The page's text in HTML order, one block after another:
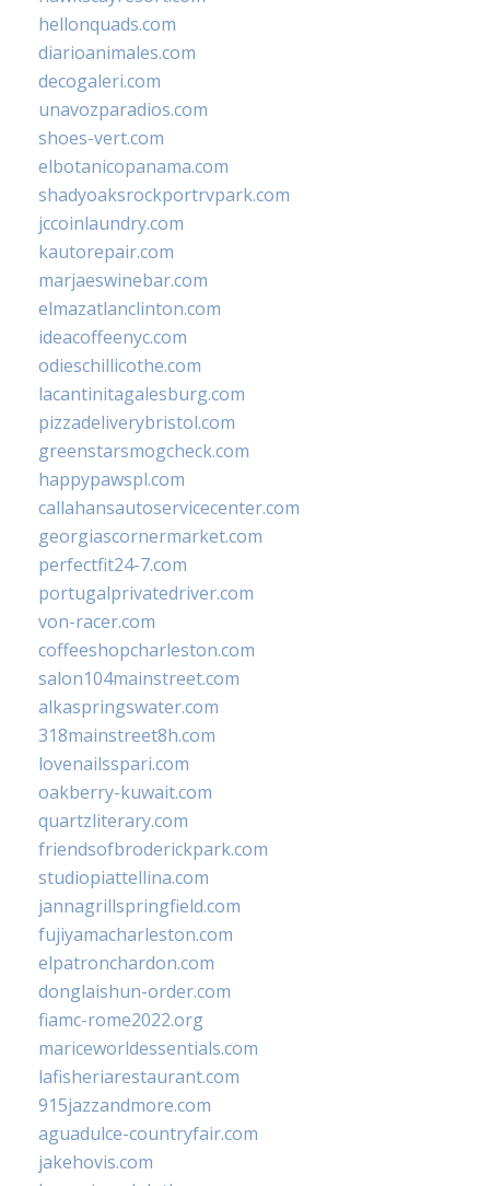
hellonquads.com
diarioanimales.com
decogaleri.com
unavozparadios.com
shoes-vert.com
elbotanicopanama.com
shadyoaksrockportrvpark.com
jccoinlaundry.com
kautorepair.com
marjaeswinebar.com
elmazatlanclinton.com
ideacoffeenyc.com
odieschillicothe.com
lacantinitagalesburg.com
pizzadeliverybristol.com
greenstarsmogcheck.com
happypawspl.com
callahansautoservicecenter.com
georgiascornermarket.com
perfectfit24-7.com
portugalprivatedriver.com
von-racer.com
coffeeshopcharleston.com
salon104mainstreet.com
alkaspringswater.com
318mainstreet8h.com
lovenailsspari.com
oakberry-kuwait.com
quartzliterary.com
friendsofbroderickpark.com
studiopiattellina.com
jannagrillspringfield.com
fujiyamacharleston.com
elpatronchardon.com
donglaishun-order.com
fiamc-rome2022.org
mariceworldessentials.com
lafisheriarestaurant.com
915jazzandmore.com
aguadulce-countryfair.com
jakehovis.com